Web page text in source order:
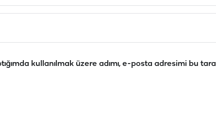
kullanılmak üzere adımı, e-posta adresimi bu